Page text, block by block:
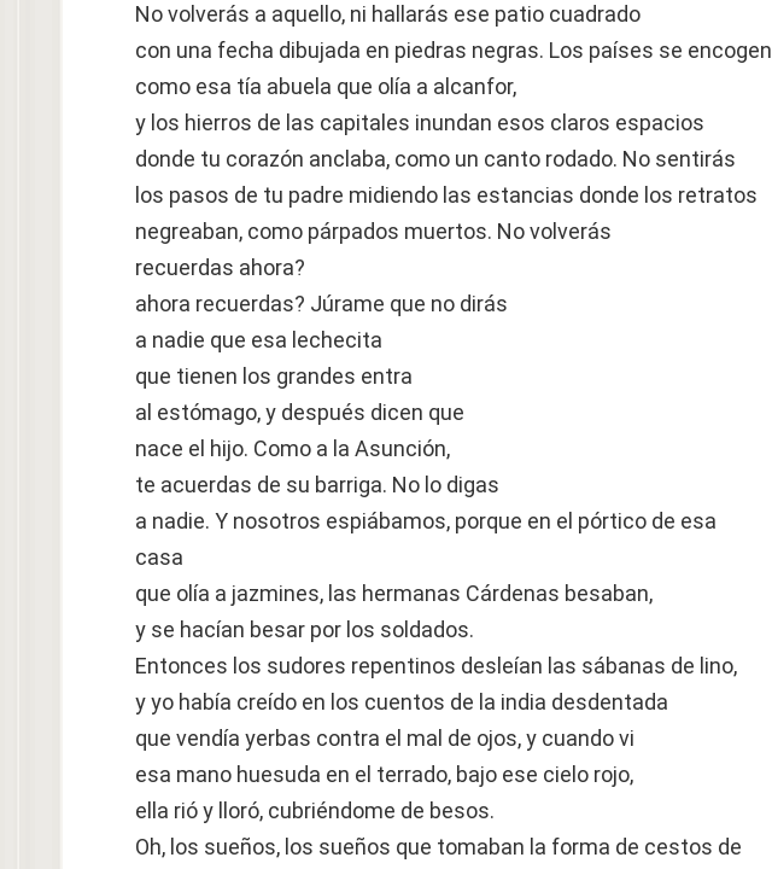
No volverás a aquello, ni hallarás ese patio cuadrado
con una fecha dibujada en piedras negras. Los países se encogen
como esa tía abuela que olía a alcanfor,
y los hierros de las capitales inundan esos claros espacios
donde tu corazón anclaba, como un canto rodado. No sentirás
los pasos de tu padre midiendo las estancias donde los retratos
negreaban, como párpados muertos. No volverás
recuerdas ahora?
ahora recuerdas? Júrame que no dirás
a nadie que esa lechecita
que tienen los grandes entra
al estómago, y después dicen que
nace el hijo. Como a la Asunción,
te acuerdas de su barriga. No lo digas
a nadie. Y nosotros espiábamos, porque en el pórtico de esa
casa
que olía a jazmines, las hermanas Cárdenas besaban,
y se hacían besar por los soldados.
Entonces los sudores repentinos desleían las sábanas de lino,
y yo había creído en los cuentos de la india desdentada
que vendía yerbas contra el mal de ojos, y cuando vi
esa mano huesuda en el terrado, bajo ese cielo rojo,
ella rió y lloró, cubriéndome de besos.
Oh, los sueños, los sueños que tomaban la forma de cestos de